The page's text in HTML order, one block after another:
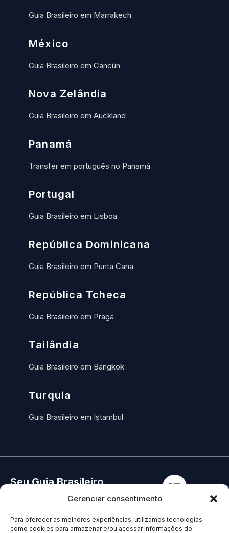
Gerenciar consentimento
Para oferecer as melhores experiências, utilizamos tecnologias
como cookies para armazenar e/ou acessar informações do
Guia Brasileiro em Marrakech
México
Guia Brasileiro em Cancún
Nova Zelândia
Guia Brasileiro em Auckland
Panamá
Transfer em português no Panamá
Portugal
Guia Brasileiro em Lisboa
República Dominicana
Guia Brasileiro em Punta Cana
República Tcheca
Guia Brasileiro em Praga
Tailândia
Guia Brasileiro em Bangkok
Turquia
Guia Brasileiro em Istambul
Seu Guia Brasileiro
Termos de Uso
Conectamos você aos
melhores guias